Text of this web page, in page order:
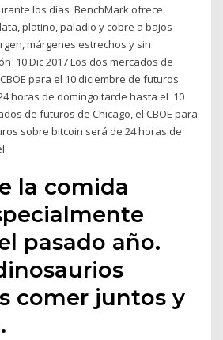
los días BenchMark ofrece
platino, paladio y cobre a bajos
márgenes estrechos y sin
10 Dic 2017 Los dos mercados de
para el 10 diciembre de futuros
horas de domingo tarde hasta el 10
de futuros de Chicago, el CBOE para
sobre bitcoin será de 24 horas de
la comida
pasado año.
comer juntos y